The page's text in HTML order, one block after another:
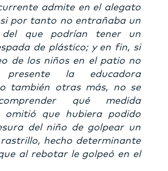
admite en el alegato
por tanto no entrañaba un
del que podrían tener un
de plástico; y en fin, si
de los niños en el patio no
la educadora
también otras más, no se
qué medida
omitió que hubiera podido
del niño de golpear un
hecho determinante
al rebotar le golpeó en el